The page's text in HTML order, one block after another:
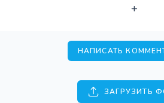
+
НАПИСАТЬ
ЗАГРУЗИТЬ